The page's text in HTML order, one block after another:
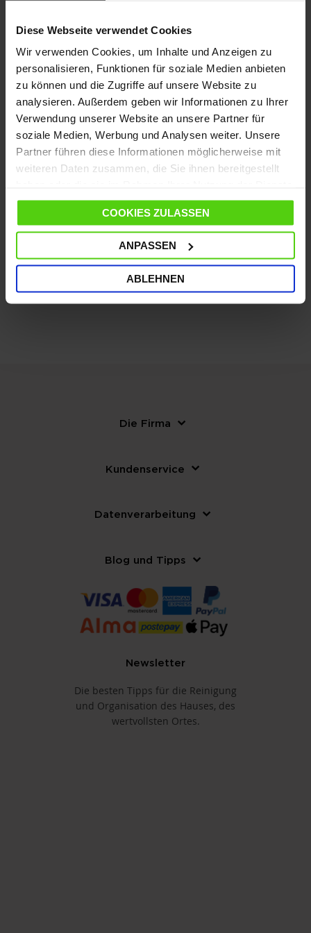
Diese Webseite verwendet Cookies
Wir verwenden Cookies, um Inhalte und Anzeigen zu
personalisieren, Funktionen für soziale Medien anbieten
zu können und die Zugriffe auf unsere Website zu
analysieren. Außerdem geben wir Informationen zu Ihrer
Verwendung unserer Website an unsere Partner für
soziale Medien, Werbung und Analysen weiter. Unsere
Partner führen diese Informationen möglicherweise mit
weiteren Daten zusammen, die Sie ihnen bereitgestellt
gesammelt haben.
COOKIES ZULASSEN
ANPASSEN
ABLEHNEN
besuchen Sie die SeiteKundendienst
Vom 10. bis zum 14. August wird der Versand
ausgesetzt; ab dem 17. August läuft er wieder wie
gewohnt weiter.
DETAILS
SPEZIFIKATIONEN
WEITERE NÜTZLICHE INFORMATIONEN
Die Firma
Kundenservice
Datenverarbeitung
Blog und Tipps
Newsletter
Die besten Tipps für die Reinigung
und Organisation des Hauses, des
wertvollsten Ortes.